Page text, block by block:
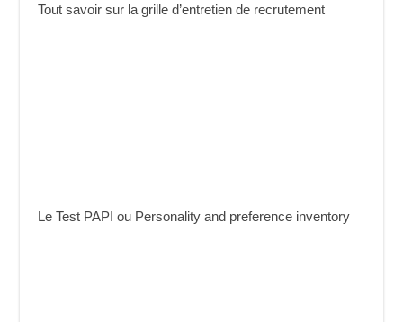
Tout savoir sur la grille d’entretien de recrutement
Le Test PAPI ou Personality and preference inventory